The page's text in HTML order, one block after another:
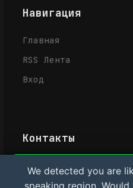
We detected you are
speaking region.
Навигация
Главная
RSS Лента
Вход
Контакты
Усачёв Денис
Важная